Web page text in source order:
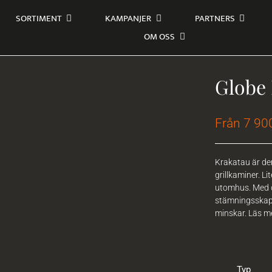
SORTIMENT KAMPANJER
PARTNERS
OM OSS
Från 7
Krakatau är
grillkaminer.
utomhus. Med
minskar. Läs
Typ